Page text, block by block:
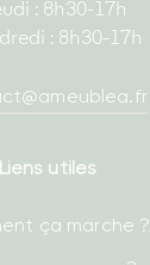
: 8h30-17h
: 8h30-17h
Liens utiles
ça marche ?